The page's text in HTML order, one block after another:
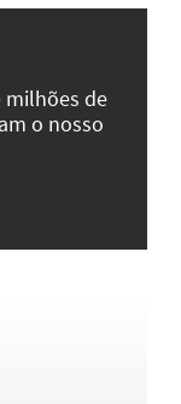
milhões de
o nosso